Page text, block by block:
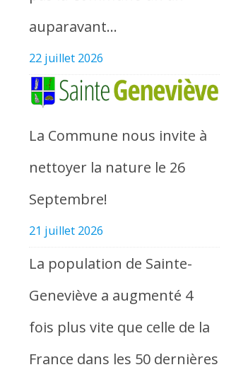
auparavant…
22 juillet 2026
La Commune nous invite à
nettoyer la nature le 26
Septembre!
21 juillet 2026
La population de Sainte-
Geneviève a augmenté 4
fois plus vite que celle de la
France dans les 50 dernières